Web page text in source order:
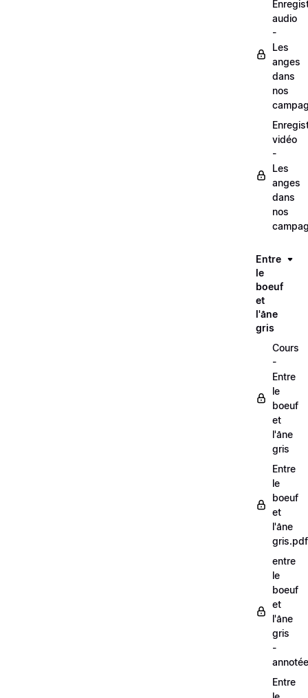
audio
-
Les
anges
dans
nos
vidéo
-
Les
anges
dans
nos
Entre
le
boeuf
et
l'âne
gris
Cours
-
Entre
le
boeuf
et
l'âne
gris
Entre
le
boeuf
et
l'âne
gris.pdf
entre
le
boeuf
et
l'âne
gris
-
Entre